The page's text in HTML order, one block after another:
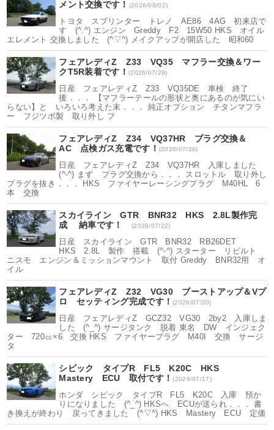
メント交換です！ (2026/08/02)
トヨタ スプリンター トレノ AE86 4AG 初来店で
す (^.^) エンジン Greddy F2 15W50 HKS オイル
エレメント 交換しました (^▽^) メイクアップが開店した 昭和60
フェアレディZ Z33 VQ35 マフラー交換＆ワー
クT5R装着です！ (2026/07/29)
日産 フェアレディZ Z33 VQ35DE 車検 終了
後．．． 【マフラーテールの形状と奥にあるのが気にい
らない】と いろいろ考えた末．．． 純正オプション チタンマフラ
ー フジツボ製 取り外し フ
フェアレディZ Z34 VQ37HR プラグ交換＆
AC 点検ガス充電です！ (2026/07/26)
日産 フェアレディZ Z34 VQ37HR 入庫しました
(^-^) まず プラグ交換から．．． スロットル 取り外し
プラグを抜き．．． HKS ファイヤーレーシングプラグ M40HL 6
本 交換
スカイライン GTR BNR32 HKS 2.8L製作完
成 納車です！
(2026/07/22)
日産 スカイライン GTR BNR32 RB26DET
HKS 2.8L 製作 搭載 (^-^) スターター リビルト
ニスモ エンジン＆ミッションマウント 取付 Greddy BNR32用 オ
イル
フェアレディZ Z32 VG30 ブーストアップ＆Vプ
ロ セッティング完成です！(2026/07/20)
日産 フェアレディZ GCZ32 VG30 2by2 入庫しま
した (^_^) サージタンク 脱着 東名 DW インジェク
ター 720㏄×6 交換 HKS ファイヤープラグ M40I 交換 サージ
タ
シビック タイプR FL5 K20C HKS
Mastery ECU 取付です！(2026/07/17)
ホンダ シビック タイプR FL5 K20C 入庫 預か
りになりました (^_^) HKSへ ECUが送られ．．． 書
き換えが終わり 戻ってきました (^▽^) HKS Mastery ECU 定価